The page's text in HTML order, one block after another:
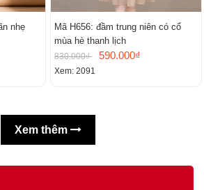
nhẹ
Mã H656: đầm trung niên có cổ
mùa hè thanh lịch
830.000₫ 590.000₫
Xem: 2091
Xem thêm